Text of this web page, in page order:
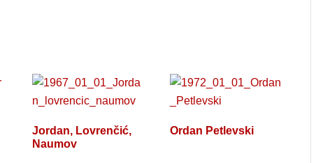
Jordan, Lovrenčić,
Naumov
Ordan Petlevski